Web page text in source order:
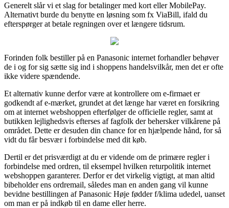
Generelt slår vi et slag for betalinger med kort eller MobilePay.
Alternativt burde du benytte en løsning som fx ViaBill, ifald du
efterspørger at betale regningen over et længere tidsrum.
Forinden folk bestiller på en Panasonic internet forhandler behøver
de i og for sig sætte sig ind i shoppens handelsvilkår, men det er ofte
ikke videre spændende.
Et alternativ kunne derfor være at kontrollere om e-firmaet er
godkendt af e-mærket, grundet at det længe har været en forsikring
om at internet webshoppen efterfølger de officielle regler, samt at
butikken lejlighedsvis efterses af fagfolk der behersker vilkårene på
området. Dette er desuden din chance for en hjælpende hånd, for så
vidt du får besvær i forbindelse med dit køb.
Dertil er det prisværdigt at du er vidende om de primære regler i
forbindelse med ordren, til eksempel hvilken returpolitik internet
webshoppen garanterer. Derfor er det virkelig vigtigt, at man altid
bibeholder ens ordremail, således man en anden gang vil kunne
bevidne bestillingen af Panasonic Høje fødder f/klima udedel, uanset
om man er på indkøb til en dame eller herre.